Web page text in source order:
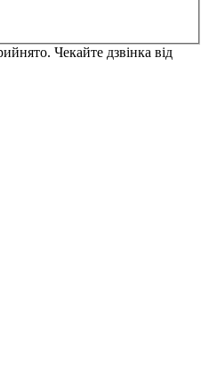
Чекайте дзвінка від